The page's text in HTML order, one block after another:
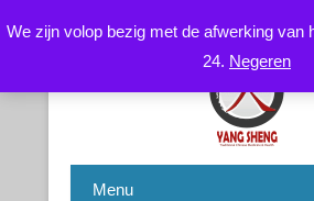
We zijn volop bezig met de afwerking van
24. Negeren
CNYS-TCM
Menu